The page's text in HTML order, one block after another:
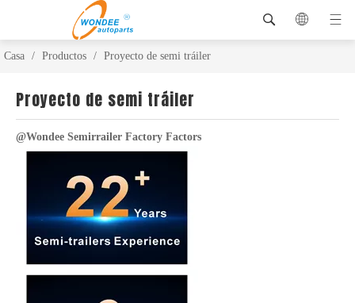
Casa / Productos / Proyecto de semi tráiler
Proyecto de semi tráiler
@Wondee Semirrailer Factory Factors